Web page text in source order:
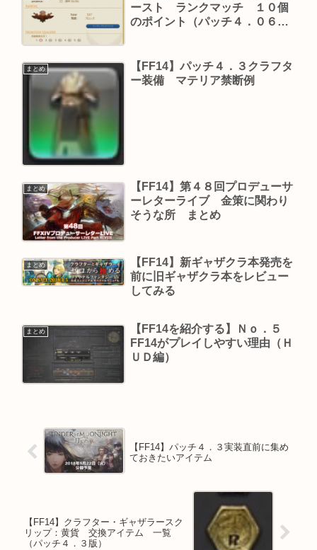
ースト ランクマッチ １０個
のポイント（パッチ４．０６
まとめ
【FF14】パッチ４．３クラフタ
ー装備 マテリア禁断例
まとめ
【FF14】第４８回プロデューサ
ーレターライブ 金策に関わり
そうな所 まとめ
まとめ
【FF14】新ギャザクラ本発売を
前に旧ギャザクラ本をレビュー
してみる
まとめ
【FF14を紹介する】Ｎｏ．５
FF14がプレイしやすい理由（Ｈ
ＵＤ編）
【FF14】パッチ４．３実装直前に集め
ておきたいアイテム
【FF14】クラフター・ギャザラースク
リップ：黄貨 交換アイテム 一覧
（パッチ４．３版）